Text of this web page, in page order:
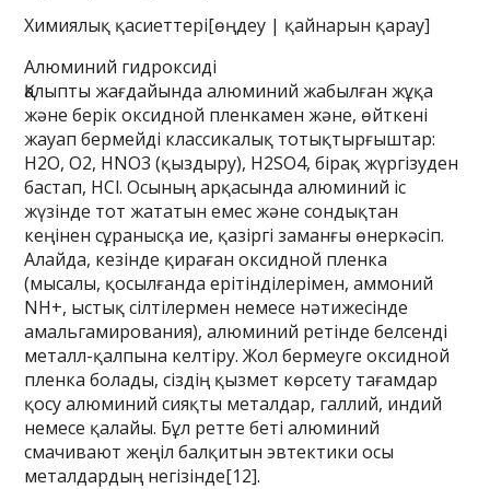
Химиялық қасиеттері[өңдеу | қайнарын қарау]
Алюминий гидроксиді
Қалыпты жағдайында алюминий жабылған жұқа
және берік оксидной пленкамен және, өйткені
жауап бермейді классикалық тотықтырғыштар:
H2O, O2, HNO3 (қыздыру), H2SO4, бірақ жүргізуден
бастап, HCl. Осының арқасында алюминий іс
жүзінде тот жататын емес және сондықтан
кеңінен сұранысқа ие, қазіргі заманғы өнеркәсіп.
Алайда, кезінде қираған оксидной пленка
(мысалы, қосылғанда ерітінділерімен, аммоний
NH+, ыстық сілтілермен немесе нәтижесінде
амальгамирования), алюминий ретінде белсенді
металл-қалпына келтіру. Жол бермеуге оксидной
пленка болады, сіздің қызмет көрсету тағамдар
қосу алюминий сияқты металдар, галлий, индий
немесе қалайы. Бұл ретте беті алюминий
смачивают жеңіл балқитын эвтектики осы
металдардың негізінде[12].